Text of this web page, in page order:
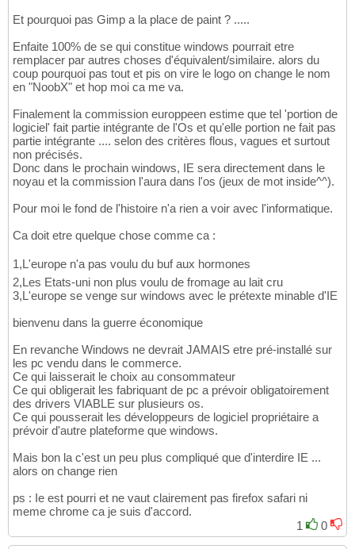
Et pourquoi pas Gimp a la place de paint ? .....
Enfaite 100% de se qui constitue windows pourrait etre
remplacer par autres choses d'équivalent/similaire. alors du
coup pourquoi pas tout et pis on vire le logo on change le nom
en "NoobX" et hop moi ca me va.
Finalement la commission europpeen estime que tel 'portion de
logiciel' fait partie intégrante de l'Os et qu'elle portion ne fait pas
partie intégrante .... selon des critères flous, vagues et surtout
non précisés.
Donc dans le prochain windows, IE sera directement dans le
noyau et la commission l'aura dans l'os (jeux de mot inside^^).
Pour moi le fond de l'histoire n'a rien a voir avec l'informatique.
Ca doit etre quelque chose comme ca :
1,L'europe n'a pas voulu du buf aux hormones
2,Les Etats-uni non plus voulu de fromage au lait cru
3,L'europe se venge sur windows avec le prétexte minable d'IE
bienvenu dans la guerre économique
En revanche Windows ne devrait JAMAIS etre pré-installé sur
les pc vendu dans le commerce.
Ce qui laisserait le choix au consommateur
Ce qui obligerait les fabriquant de pc a prévoir obligatoirement
des drivers VIABLE sur plusieurs os.
Ce qui pousserait les développeurs de logiciel propriétaire a
prévoir d'autre plateforme que windows.
Mais bon la c'est un peu plus compliqué que d'interdire IE ...
alors on change rien
ps : Ie est pourri et ne vaut clairement pas firefox safari ni
meme chrome ca je suis d'accord.
1
0